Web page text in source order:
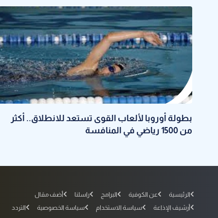
بطولة أوروبا لألعاب القوى تستعد للانطلاق.. أكثر
من 1500 رياضي في المنافسة
الرئيسية عن الكوفية البرامج راسلنا
أضف مقال
أرشيف الإذاعة
سياسة الاستخدام سياسة الخصوصية التردد